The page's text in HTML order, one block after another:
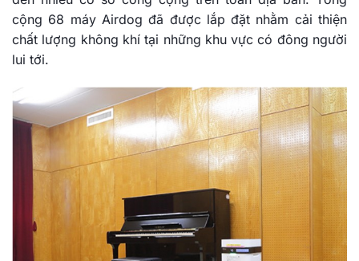
cộng 68 máy Airdog đã được lắp đặt nhằm cải thiện
chất lượng không khí tại những khu vực có đông người
lui tới.